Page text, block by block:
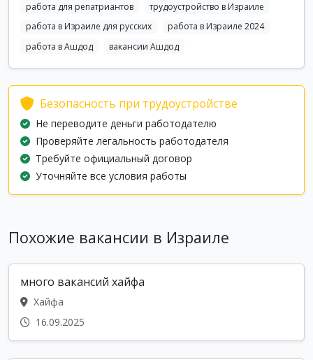
работа для репатриантов
трудоустройство в Израиле
работа в Израиле для русских
работа в Израиле 2024
работа в Ашдод
вакансии Ашдод
Безопасность при трудоустройстве
Не переводите деньги работодателю
Проверяйте легальность работодателя
Требуйте официальный договор
Уточняйте все условия работы
Похожие вакансии в Израиле
много вакансий хайфа
Хайфа
16.09.2025